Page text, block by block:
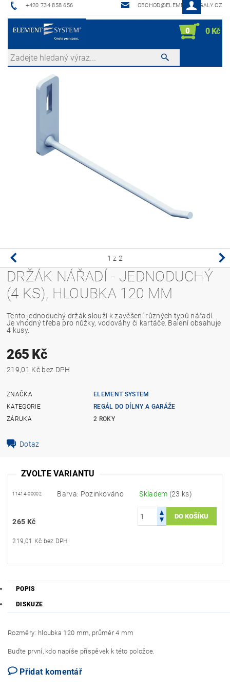
+420 734 858 656 OBCHOD@ELEMENTREGALY.CZ
0 0 Kč
1 z 2
DRŽÁK NÁŘADÍ - JEDNODUCHÝ
(4 KS), HLOUBKA 120 MM
Tento jednoduchý držák slouží k zavěšení různých typů nářadí.
Je vhodný třeba pro nůžky, vodováhy či kartáče. Balení obsahuje
4 kusy.
265 Kč
219,01 Kč bez DPH
ZNAČKA
ELEMENT SYSTEM
KATEGORIE
REGÁL DO DÍLNY A GARÁŽE
ZÁRUKA
2 ROKY
Dotaz
ZVOLTE VARIANTU
11414-00002 Barva: Pozinkováno Skladem (23 ks)
265 Kč
219,01 Kč bez DPH
POPIS
DISKUZE
Rozměry: hloubka 120 mm, průměr 4 mm
Buďte první, kdo napíše příspěvek k této položce.
Přidat komentář